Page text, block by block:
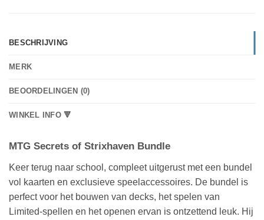
BESCHRIJVING
MERK
BEOORDELINGEN (0)
WINKEL INFO 🔻
MTG Secrets of Strixhaven Bundle
Keer terug naar school, compleet uitgerust met een bundel
vol kaarten en exclusieve speelaccessoires. De bundel is
perfect voor het bouwen van decks, het spelen van
Limited-spellen en het openen ervan is ontzettend leuk. Hij